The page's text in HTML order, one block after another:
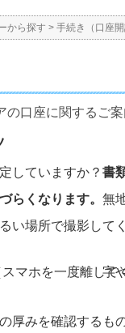
から探す > 手続き（口座
の口座に関するご
していますか？ 書
らくなります。 無
い場所で撮影して
厚みを確認するも